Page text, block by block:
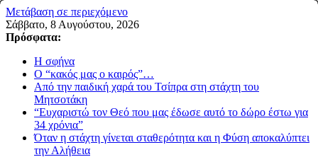
Μετάβαση σε περιεχόμενο
Σάββατο, 8 Αυγούστου, 2026
Πρόσφατα:
Η σφήνα
Ο “κακός μας ο καιρός”…
Από την παιδική χαρά του Τσίπρα στη στάχτη του
Μητσοτάκη
“Ευχαριστώ τον Θεό που μας έδωσε αυτό το δώρο έστω για
34 χρόνια”
Όταν η στάχτη γίνεται σταθερότητα και η Φύση αποκαλύπτει
την Αλήθεια